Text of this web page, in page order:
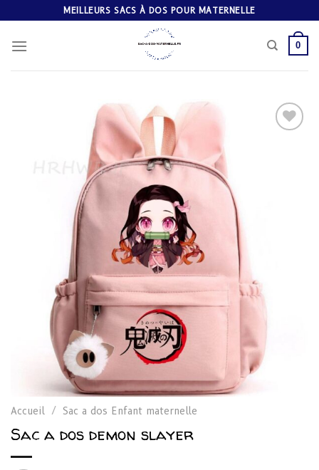
content
MEILLEURS SACS À DOS POUR MATERNELLE
0
Accueil / Sac a dos Enfant maternelle
Sac a dos demon slayer